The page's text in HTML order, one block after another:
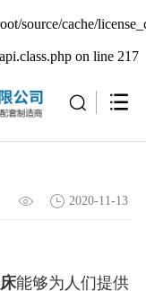
source/cache/
on line 217
2020-11-13
能够为人们提供